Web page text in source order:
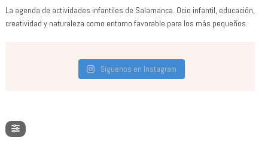
La agenda de actividades infantiles de Salamanca. Ocio infantil, educación,
creatividad y naturaleza como entorno favorable para los más pequeños.
Síguenos en Instagram